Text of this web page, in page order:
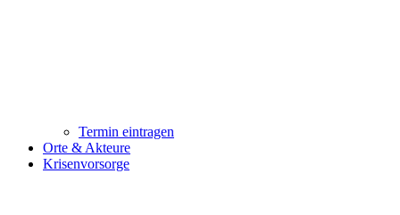
Termin eintragen
Orte & Akteure
Krisenvorsorge